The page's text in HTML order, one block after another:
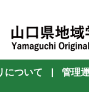
について |
管理